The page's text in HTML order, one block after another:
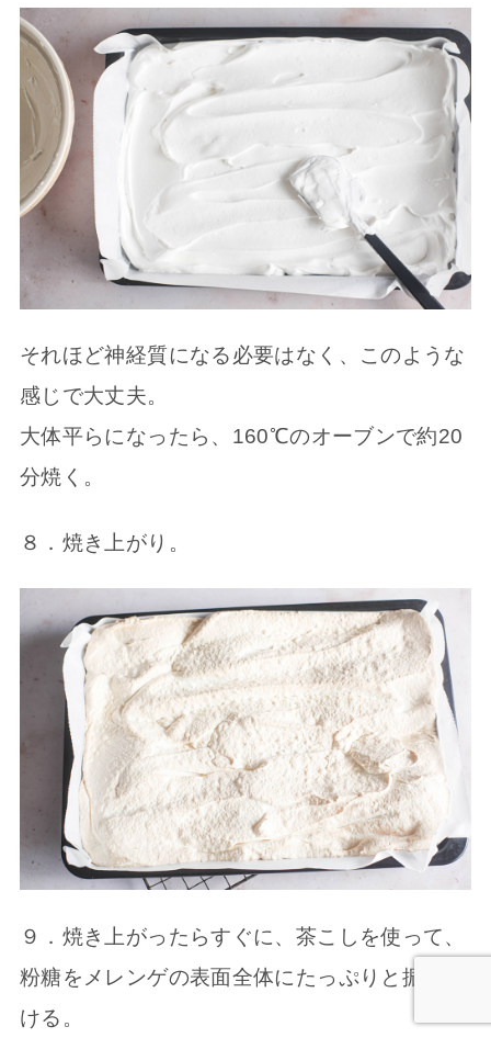
それほど神経質になる必要はなく、このような
感じで大丈夫。
大体平らになったら、160℃のオーブンで約20
分焼く。
８．焼き上がり。
９．焼き上がったらすぐに、茶こしを使って、
粉糖をメレンゲの表面全体にたっぷりと振りか
ける。